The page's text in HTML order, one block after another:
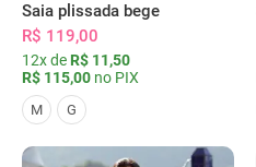
Saia plissada bege
R$ 119,00
12x de R$ 11,50
R$ 115,00 no PIX
M G